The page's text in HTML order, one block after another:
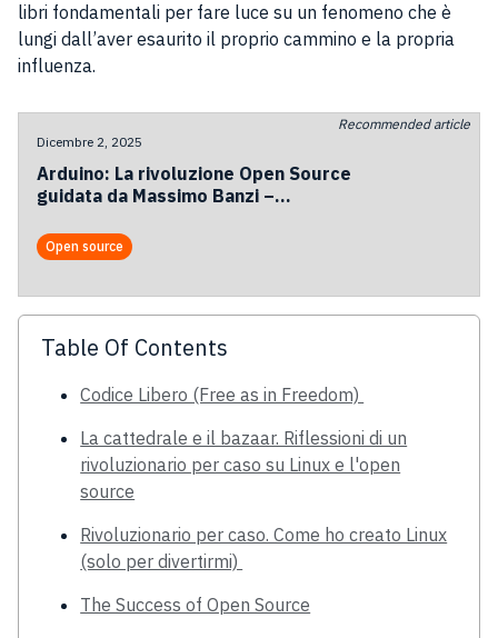
libri fondamentali per fare luce su un fenomeno che è
lungi dall’aver esaurito il proprio cammino e la propria
influenza.
Recommended article
Dicembre 2, 2025
Arduino: La rivoluzione Open Source
guidata da Massimo Banzi –
Open source
Table Of Contents
Codice Libero (Free as in Freedom)
La cattedrale e il bazaar. Riflessioni di un
rivoluzionario per caso su Linux e l'open
source
Rivoluzionario per caso. Come ho creato Linux
(solo per divertirmi)
The Success of Open Source